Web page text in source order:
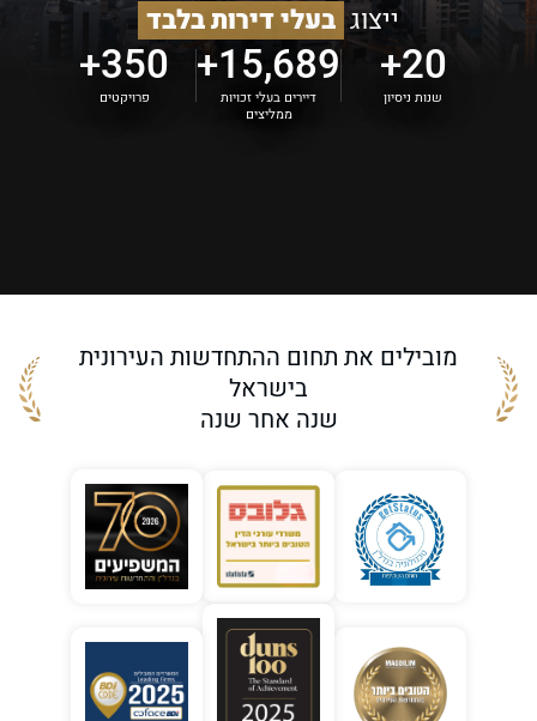
ייצוג בעלי דירות בלבד
20+
שנות ניסיון
15,689+
דיירים בעלי זכויות
ממליצים
350+
פרויקטים
מובילים את תחום ההתחדשות העירונית
בישראל
שנה אחר שנה